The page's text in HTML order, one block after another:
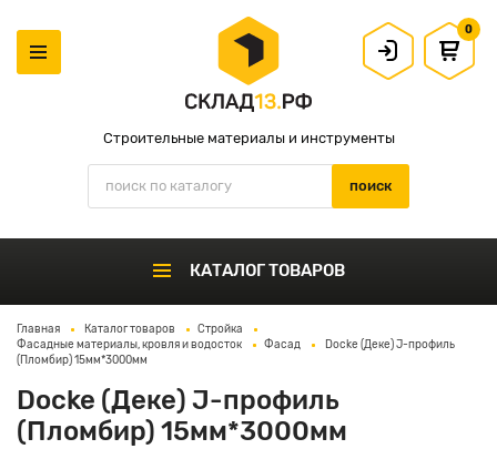
Строительные материалы и инструменты
0
КАТАЛОГ ТОВАРОВ
Главная Каталог товаров
Стройка
Фасадные материалы, кровля и водосток
Фасад
Docke (Деке) J-профиль
(Пломбир) 15мм*3000мм
Docke (Деке) J-профиль
(Пломбир) 15мм*3000мм